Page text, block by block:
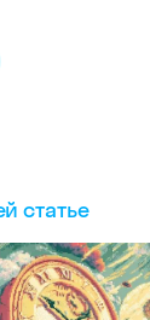
статье